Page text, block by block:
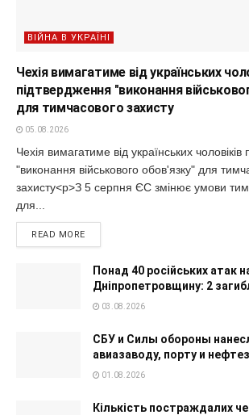
ВІЙНА В УКРАЇНІ
Чехія вимагатиме від українських
підтвердження "виконання
для тимчасового захисту
05.08.2026
Чехія вимагатиме від українських чоловіків
"виконання військового обов'язку" для
захисту<p>З 5 серпня ЄС змінює умови
для...
READ MORE
Понад 40 російських атак
Дніпропетровщину: 2
03.08.2026
СБУ и Силы обороны
авиазаводу, порту и
01.08.2026
Кількість постраждалих